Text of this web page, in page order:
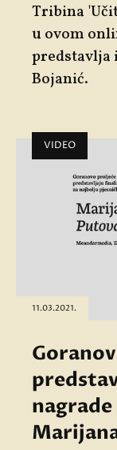
Tribina
u ovom
predstavlja
Bojanić.
VIDEO
11.03.2021.
nagrade